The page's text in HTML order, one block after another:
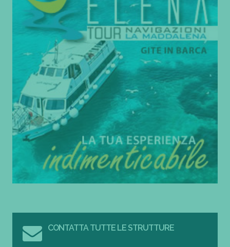
CONTATTA TUTTE LE STRUTTURE